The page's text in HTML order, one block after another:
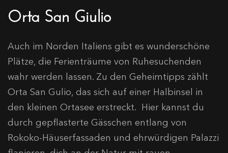
Orta San Giulio
Auch im Norden Italiens gibt es wunderschöne
Plätze, die Ferienträume von Ruhesuchenden
wahr werden lassen. Zu den Geheimtipps zählt
Orta San Gulio, das sich auf einer Halbinsel in
den kleinen Ortasee erstreckt. Hier kannst du
durch gepflasterte Gässchen entlang von
Rokoko-Häuserfassaden und ehrwürdigen Palazzi